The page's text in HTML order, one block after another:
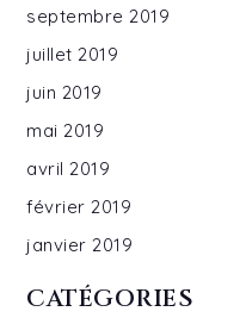
septembre 2019
juillet 2019
juin 2019
mai 2019
avril 2019
février 2019
janvier 2019
CATÉGORIES